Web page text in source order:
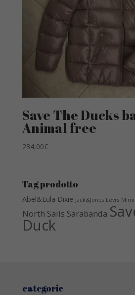
Save The Ducks
Animal free
234,00€
Tag prodotto
Abel&Lula Dixie Jack&Jones Levi's
North Sails Sarabanda
Duck
categorie